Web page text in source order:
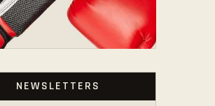
NEWSLETTERS